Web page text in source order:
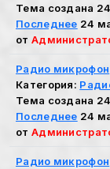
Тема создана
Последнее 24
от
Радио микрофон
Категория:
Тема создана
Последнее 24
от
Радио микрофон